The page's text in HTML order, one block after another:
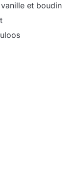
et boudin